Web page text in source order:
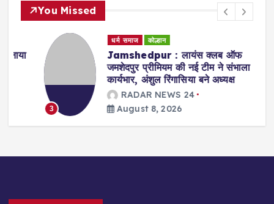
You Missed
धर्म समाज कोल्हान
Jamshedpur : लायंस क्लब ऑफ
जमशेदपुर प्रीमियम की नई टीम ने संभाला
कार्यभार, अंशुल रिंगासिया बने अध्यक्ष
RADAR NEWS 24
August 8, 2026